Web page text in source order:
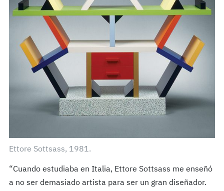
Ettore Sottsass, 1981.
“Cuando estudiaba en Italia, Ettore Sottsass me enseñó
a no ser demasiado artista para ser un gran diseñador.